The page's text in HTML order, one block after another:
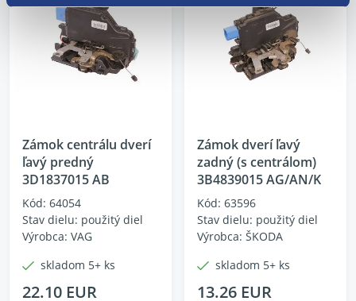
Zámok centrálu dverí
ľavý predný
3D1837015 AB
Kód: 64054
Stav dielu: použitý diel
Výrobca: VAG
skladom 5+ ks
22.10 EUR
Zámok dverí ľavý
zadný (s centrálom)
3B4839015 AG/AN/K
Kód: 63596
Stav dielu: použitý diel
Výrobca: ŠKODA
skladom 5+ ks
13.26 EUR